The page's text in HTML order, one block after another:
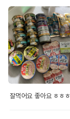
잘먹어요 좋아요 ㅎㅎㅎ